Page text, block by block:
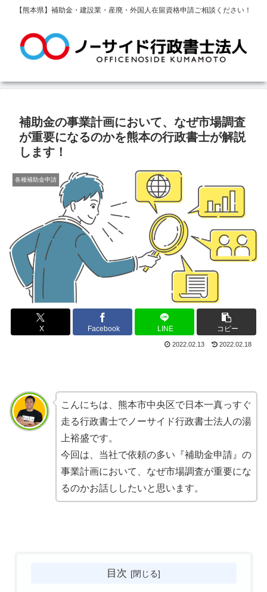
【熊本県】補助金・建設業・産廃・外国人在留資格申請ご相談ください！
補助金の事業計画において、なぜ市場調査
が重要になるのかを熊本の行政書士が解説
します！
各種補助金申請
X Facebook LINE コピー
2022.02.13 2022.02.18
こんにちは、熊本市中央区で日本一真っすぐ
走る行政書士でノーサイド行政書士法人の湯
上裕盛です。
今回は、当社で依頼の多い『補助金申請』の
事業計画において、なぜ市場調査が重要にな
るのかお話ししたいと思います。
目次